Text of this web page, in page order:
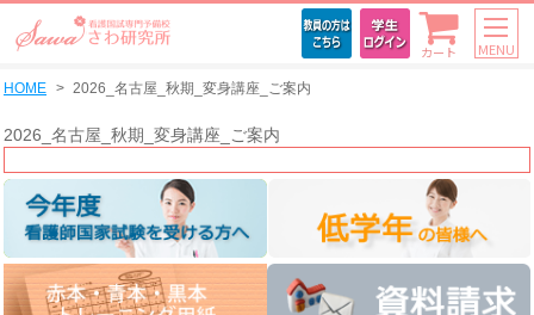
カート MENU
HOME 2026_名古屋_秋期_変身講座_ご案内
2026_名古屋_秋期_変身講座_ご案内